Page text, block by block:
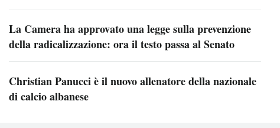
La Camera ha approvato una legge sulla prevenzione
della radicalizzazione: ora il testo passa al Senato
Christian Panucci è il nuovo allenatore della nazionale
di calcio albanese